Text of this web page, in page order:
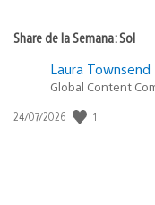
Share de la Semana: Sol
Laura Townsend
Global Content
Fecha
24/07/2026 1